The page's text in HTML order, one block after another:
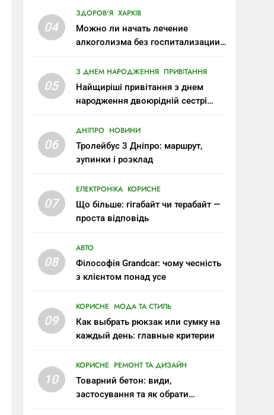
04
ЗДОРОВ'Я ХАРКІВ
Можно ли начать лечение
алкоголизма без госпитализации:
05
З ДНЕМ НАРОДЖЕННЯ ПРИВІТАННЯ
Найщиріші привітання з днем
народження двоюрідній сестрі
06
ДНІПРО НОВИНИ
Тролейбус 3 Дніпро: маршрут,
зупинки і розклад
07
ЕЛЕКТРОНІКА КОРИСНЕ
Що більше: гігабайт чи терабайт —
проста відповідь
08
АВТО
Філософія Grandcar: чому чесність
з клієнтом понад усе
09
КОРИСНЕ МОДА ТА СТИЛЬ
Как выбрать рюкзак или сумку на
каждый день: главные критерии
10
КОРИСНЕ РЕМОНТ ТА ДИЗАЙН
Товарний бетон: види,
застосування та як обрати